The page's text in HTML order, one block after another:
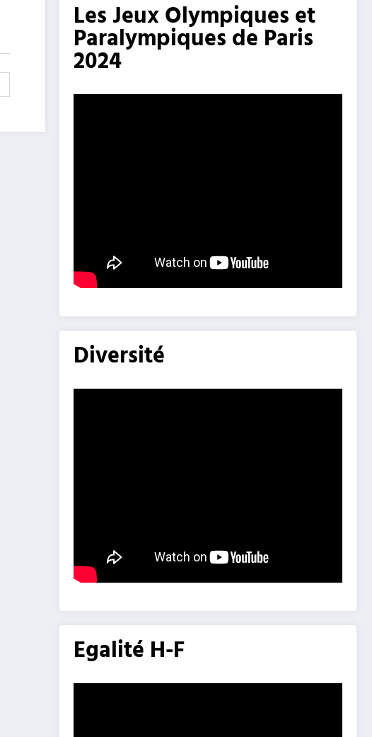
Les Jeux Olympiques et
Paralympiques de Paris
2024
Diversité
Egalité H-F